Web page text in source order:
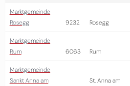
Marktgemeinde
Rosegg
9232 Rosegg
Marktgemeinde
Rum
6063 Rum
Marktgemeinde
Sankt Anna am
St. Anna am